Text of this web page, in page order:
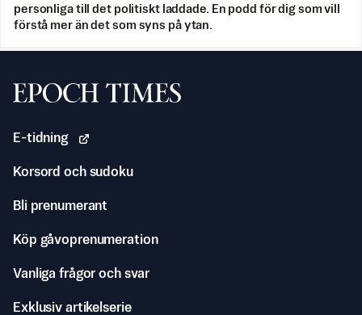
personliga till det politiskt laddade. En podd för dig som vill
förstå mer än det som syns på ytan.
Svenska Epoch Times
E-tidning
Korsord och sudoku
Bli prenumerant
Köp gåvoprenumeration
Vanliga frågor och svar
Exklusiv artikelserie